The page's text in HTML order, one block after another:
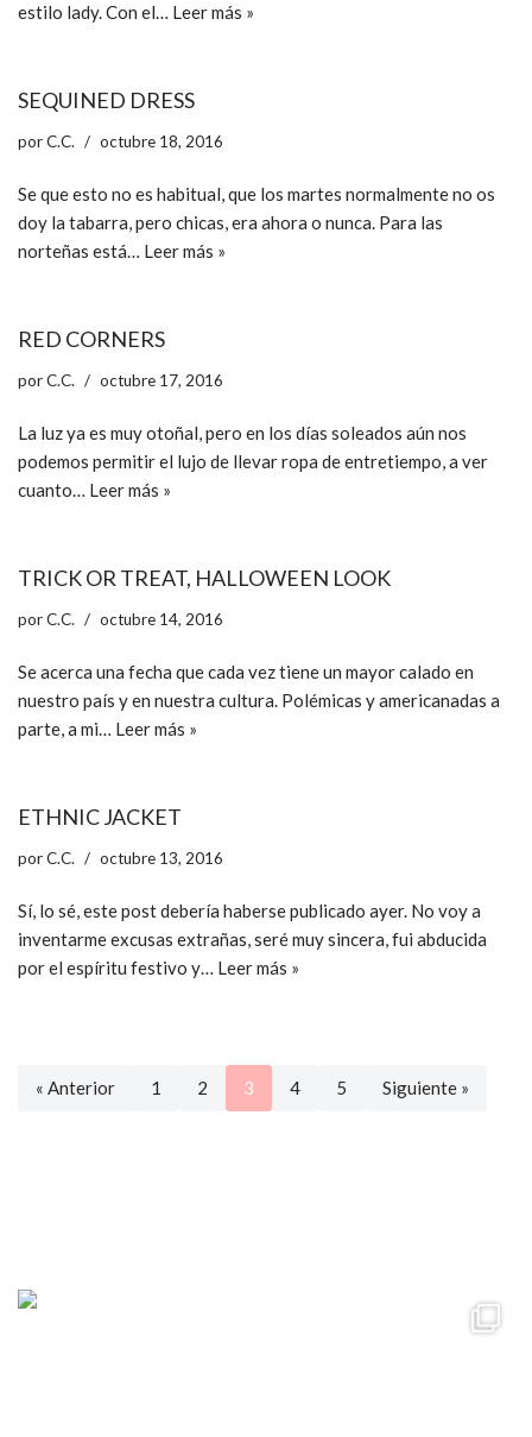
estilo lady. Con el… Leer más »
SEQUINED DRESS
porC.C. octubre 18, 2016
Se que esto no es habitual, que los martes normalmente no os
doy la tabarra, pero chicas, era ahora o nunca. Para las
norteñas está… Leer más »
RED CORNERS
porC.C. octubre 17, 2016
La luz ya es muy otoñal, pero en los días soleados aún nos
podemos permitir el lujo de llevar ropa de entretiempo, a ver
cuanto… Leer más »
TRICK OR TREAT, HALLOWEEN LOOK
porC.C. octubre 14, 2016
Se acerca una fecha que cada vez tiene un mayor calado en
nuestro país y en nuestra cultura. Polémicas y americanadas a
parte, a mi… Leer más »
ETHNIC JACKET
porC.C. octubre 13, 2016
Sí, lo sé, este post debería haberse publicado ayer. No voy a
inventarme excusas extrañas, seré muy sincera, fui abducida
por el espíritu festivo y… Leer más »
« Anterior 1 2 3 4 5 Siguiente »